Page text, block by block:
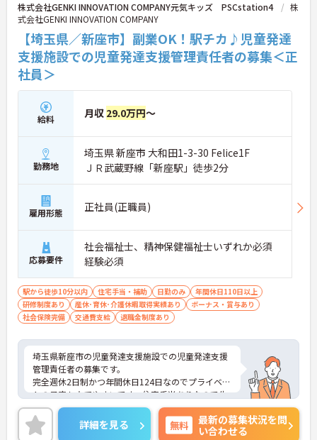
株式会社GENKI INNOVATION COMPANY元気キッズ PSCstation4
株
式会社GENKI INNOVATION COMPANY
【埼玉県／新座市】副業OK！駅チカ♪児童発達
支援施設での児童発達支援管理責任者の募集＜正
社員＞
給料 月収 29.0万円～
勤務地
埼玉県 新座市 大和田1-3-30 Felice1F
ＪＲ武蔵野線「新座駅」徒歩2分
雇用形態 正社員(正職員)
応募要件
社会福祉士、精神保健福祉士いずれか必須
経験必須
駅から徒歩10分以内 住宅手当・補助 日勤のみ
年間休日110日以上
研修制度あり
産休･育休･介護休暇取得実績あり
ボーナス・賞与あり
社会保険完備
交通費支給 退職金制度あり
埼玉県新座市の児童発達支援施設での児童発達支援
管理責任者の募集です。
完全週休2日制かつ年間休日124日なのでプライベー
トの予定も立てやすいです。住宅手当ありなので生
活も安心！
ご興味のある方は、面接のポイントをお伝えします
のでお気軽にお問い合せください。
詳細を見る 無料
最新の募集状況を問
い合わせる